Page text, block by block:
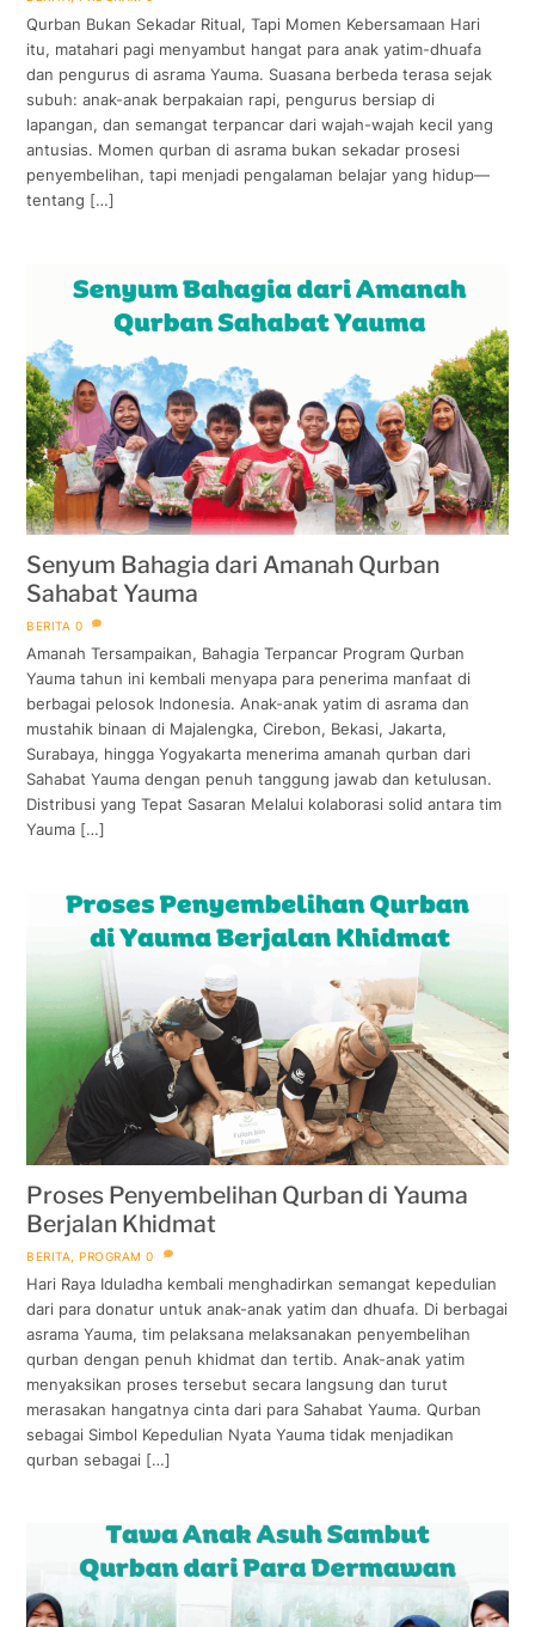
Qurban Bukan Sekadar Ritual, Tapi Momen Kebersamaan Hari
itu, matahari pagi menyambut hangat para anak yatim-dhuafa
dan pengurus di asrama Yauma. Suasana berbeda terasa sejak
subuh: anak-anak berpakaian rapi, pengurus bersiap di
lapangan, dan semangat terpancar dari wajah-wajah kecil yang
antusias. Momen qurban di asrama bukan sekadar prosesi
penyembelihan, tapi menjadi pengalaman belajar yang hidup—
tentang […]
Senyum Bahagia dari Amanah Qurban
Sahabat Yauma
BERITA 0
Amanah Tersampaikan, Bahagia Terpancar Program Qurban
Yauma tahun ini kembali menyapa para penerima manfaat di
berbagai pelosok Indonesia. Anak-anak yatim di asrama dan
mustahik binaan di Majalengka, Cirebon, Bekasi, Jakarta,
Surabaya, hingga Yogyakarta menerima amanah qurban dari
Sahabat Yauma dengan penuh tanggung jawab dan ketulusan.
Distribusi yang Tepat Sasaran Melalui kolaborasi solid antara tim
Yauma […]
Proses Penyembelihan Qurban di Yauma
Berjalan Khidmat
BERITA ,PROGRAM 0
Hari Raya Iduladha kembali menghadirkan semangat kepedulian
dari para donatur untuk anak-anak yatim dan dhuafa. Di berbagai
asrama Yauma, tim pelaksana melaksanakan penyembelihan
qurban dengan penuh khidmat dan tertib. Anak-anak yatim
menyaksikan proses tersebut secara langsung dan turut
merasakan hangatnya cinta dari para Sahabat Yauma. Qurban
sebagai Simbol Kepedulian Nyata Yauma tidak menjadikan
qurban sebagai […]